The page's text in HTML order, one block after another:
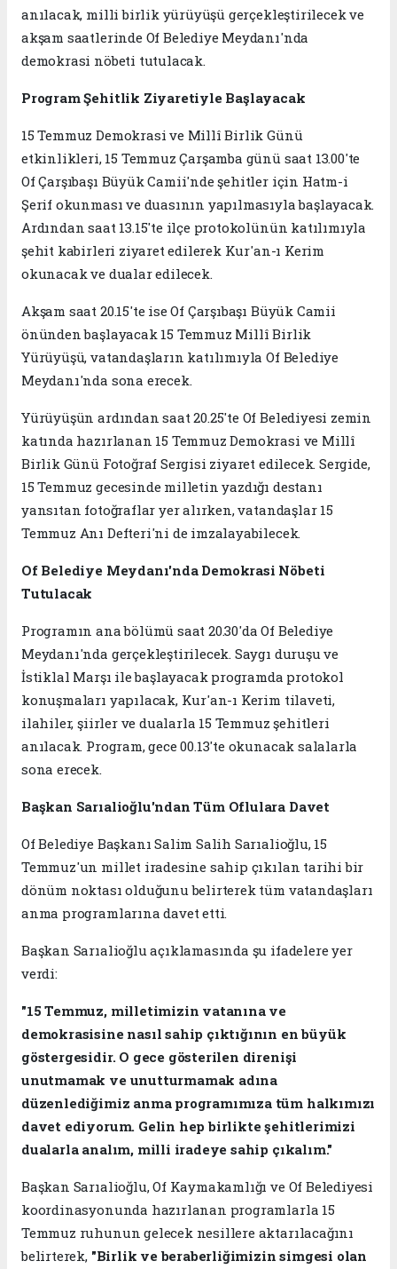
anılacak, milli birlik yürüyüşü gerçekleştirilecek ve
akşam saatlerinde Of Belediye Meydanı'nda
demokrasi nöbeti tutulacak.
Program Şehitlik Ziyaretiyle Başlayacak
15 Temmuz Demokrasi ve Millî Birlik Günü
etkinlikleri, 15 Temmuz Çarşamba günü saat 13.00'te
Of Çarşıbaşı Büyük Camii'nde şehitler için Hatm-i
Şerif okunması ve duasının yapılmasıyla başlayacak.
Ardından saat 13.15'te ilçe protokolünün katılımıyla
şehit kabirleri ziyaret edilerek Kur'an-ı Kerim
okunacak ve dualar edilecek.
Akşam saat 20.15'te ise Of Çarşıbaşı Büyük Camii
önünden başlayacak 15 Temmuz Millî Birlik
Yürüyüşü, vatandaşların katılımıyla Of Belediye
Meydanı'nda sona erecek.
Yürüyüşün ardından saat 20.25'te Of Belediyesi zemin
katında hazırlanan 15 Temmuz Demokrasi ve Millî
Birlik Günü Fotoğraf Sergisi ziyaret edilecek. Sergide,
15 Temmuz gecesinde milletin yazdığı destanı
yansıtan fotoğraflar yer alırken, vatandaşlar 15
Temmuz Anı Defteri'ni de imzalayabilecek.
Of Belediye Meydanı'nda Demokrasi Nöbeti
Tutulacak
Programın ana bölümü saat 20.30'da Of Belediye
Meydanı'nda gerçekleştirilecek. Saygı duruşu ve
İstiklal Marşı ile başlayacak programda protokol
konuşmaları yapılacak, Kur'an-ı Kerim tilaveti,
ilahiler, şiirler ve dualarla 15 Temmuz şehitleri
anılacak. Program, gece 00.13'te okunacak salalarla
sona erecek.
Başkan Sarıalioğlu'ndan Tüm Oflulara Davet
Of Belediye Başkanı Salim Salih Sarıalioğlu, 15
Temmuz'un millet iradesine sahip çıkılan tarihi bir
dönüm noktası olduğunu belirterek tüm vatandaşları
anma programlarına davet etti.
Başkan Sarıalioğlu açıklamasında şu ifadelere yer
verdi:
"15 Temmuz, milletimizin vatanına ve
demokrasisine nasıl sahip çıktığının en büyük
göstergesidir. O gece gösterilen direnişi
unutmamak ve unutturmamak adına
düzenlediğimiz anma programımıza tüm halkımızı
davet ediyorum. Gelin hep birlikte şehitlerimizi
dualarla analım, milli iradeye sahip çıkalım."
Başkan Sarıalioğlu, Of Kaymakamlığı ve Of Belediyesi
koordinasyonunda hazırlanan programlarla 15
Temmuz ruhunun gelecek nesillere aktarılacağını
belirterek, "Birlik ve beraberliğimizin simgesi olan